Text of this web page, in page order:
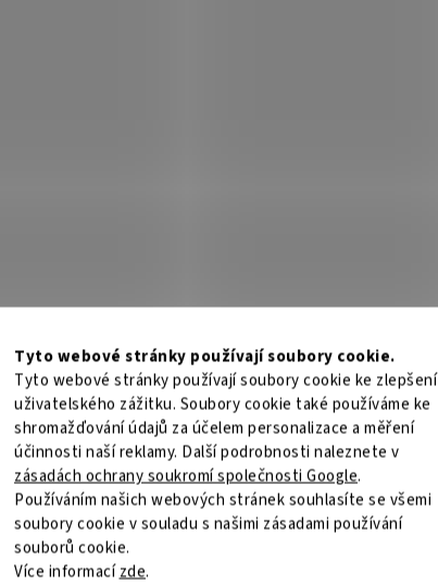
Tyto webové stránky používají soubory cookie.
Tyto webové stránky používají soubory cookie ke zlepšení
uživatelského zážitku. Soubory cookie také používáme ke
shromažďování údajů za účelem personalizace a měření
účinnosti naší reklamy. Další podrobnosti naleznete v
zásadách ochrany soukromí společnosti Google.
Používáním našich webových stránek souhlasíte se všemi
soubory cookie v souladu s našimi zásadami používání
souborů cookie.
Více informacízde.